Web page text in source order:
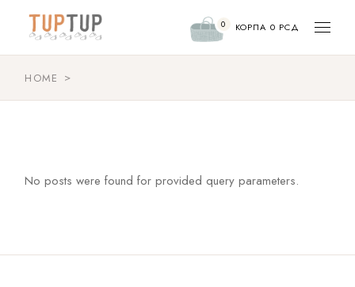
content
0 КОРПА 0 РСД
HOME
No posts were found for provided query parameters.